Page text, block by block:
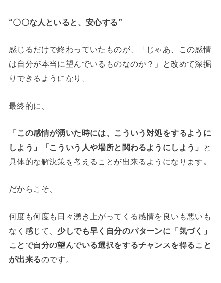
“〇〇な人といると、安心する”
感じるだけで終わっていたものが、「じゃあ、この感情
は自分が本当に望んでいるものなのか？」と改めて深掘
りできるようになり、
最終的に、
「この感情が湧いた時には、こういう対処をするように
しよう」「こういう人や場所と関わるようにしよう」
と
具体的な解決策を考えることが出来るようになります。
だからこそ、
何度も何度も日々湧き上がってくる感情を良いも悪いも
なく感じて、 少しでも早く自分のパターンに「気づく」
ことで自分の望んでいる選択をするチャンスを得ること
が出来るのです。